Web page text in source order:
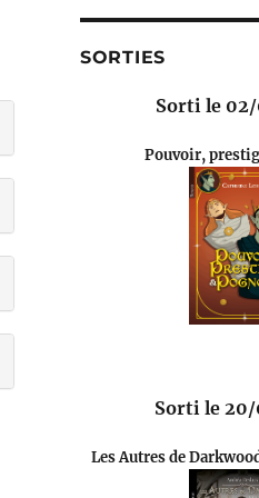
SORTIES
Sorti le
Pouvoir,
Sorti le
Les Autres de